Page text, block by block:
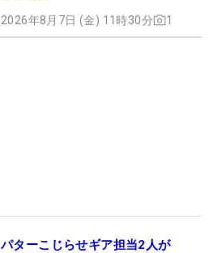
2026年8月7日 (金) 11時30分 1
パターこじらせギア担当2人が